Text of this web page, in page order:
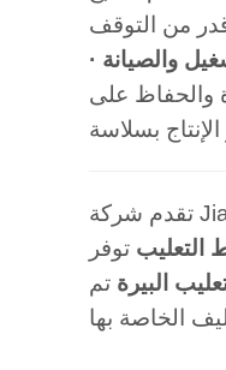
والصيانة
والحفاظ على
توفر
البيرة تم